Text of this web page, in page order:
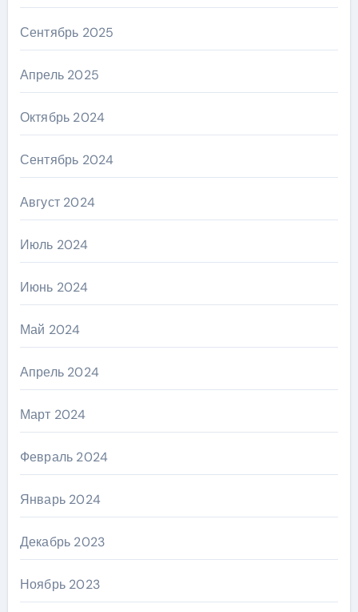
Сентябрь 2025
Апрель 2025
Октябрь 2024
Сентябрь 2024
Август 2024
Июль 2024
Июнь 2024
Май 2024
Апрель 2024
Март 2024
Февраль 2024
Январь 2024
Декабрь 2023
Ноябрь 2023